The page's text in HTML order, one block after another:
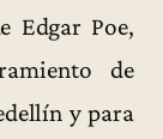
Edgar Poe,
de
y para